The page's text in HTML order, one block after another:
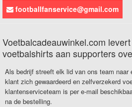
footballfanservice@gmail.com
Voetbalcadeauwinkel.com
voetbalshirts aan supporters
Als bedrijf streeft elk lid van ons team naar
klant zich gewaardeerd en zelfverzekerd
klantenserviceteam is per e-mail
na de bestelling.